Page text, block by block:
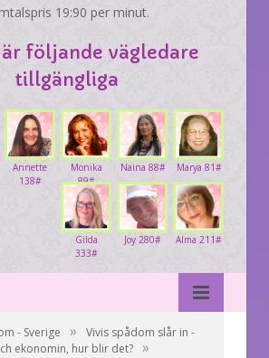
19:90 per minut.
följande vägledare
tillgängliga
Marya 81#
Naina 88#
Monika
89#
Annette
138#
Alma 211#
Joy 280#
Gilda
333#
- Sverige »
Vivis spådom slår in -
ekonomin, hur blir det? »